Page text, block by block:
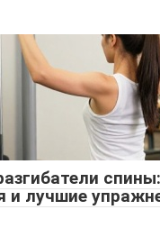
спины:
и лучшие